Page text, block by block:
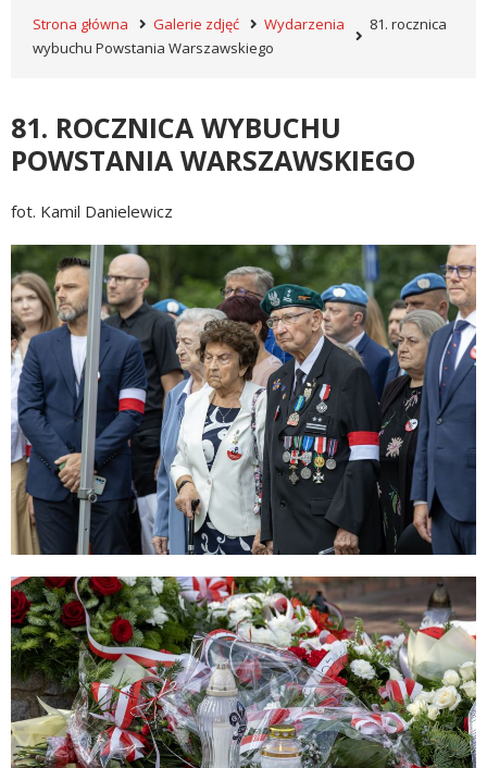
Strona główna Galerie zdjęć Wydarzenia
81. rocznica
wybuchu Powstania Warszawskiego
81. ROCZNICA WYBUCHU
POWSTANIA WARSZAWSKIEGO
fot. Kamil Danielewicz